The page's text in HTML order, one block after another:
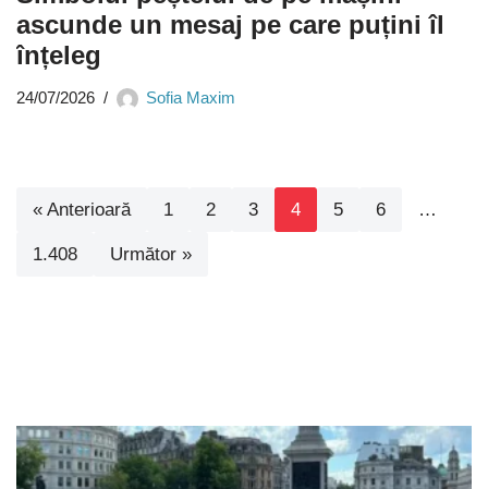
ascunde un mesaj pe care puțini îl
înțeleg
24/07/2026 Sofia Maxim
« Anterioară 1 2 3 4 5 6 …
1.408 Următor »